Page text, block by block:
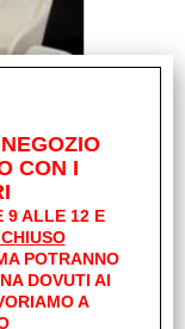
Y
CON I
9 ALLE 12 E
POTRANNO
DOVUTI AI
A